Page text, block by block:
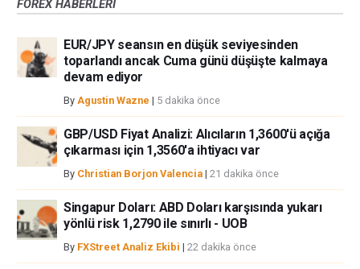
bir alan olmayabilir. Diğer finansal araçlar içinden döviz ticaretini tercih
iştahınızı dikkatlice gözden geçiriniz. FXStreet’de ifade edilen görüşler
bireysel yazarlara aittir, fxstreet.com veya yönetimin görüşlerini ifade
etmemektedir. Bilgilerde hatalar yada eksikler bulunabilir. FXStreet
bağımsız yazarların görüşlerini doğrulamak zorunda değildir.
FXStreet’de verilen herhangi bir görüş, haber, araştırma, analiz, fiyatlar
veya fxstreet.comtarafından bu sitede yayınlanan bilgiler çalışanlar,
ortaklar yada katkıda bulunanlar tarafından genel piyasa yorumu olarak
verilmiştir ve yatırım danışmanlığı teşkil etmemektedir. FXStreet bu tür
çıkabilecek herhangi bir kar kaybı herhangi bir sınırlama olmaksızın
herhangi bir kayıp ya da hasar için sorumluluk kabul etmemektedir.
FOREX HABERLERİ
EUR/JPY seansın en düşük seviyesinden
toparlandı ancak Cuma günü düşüşte kalmaya
devam ediyor
By Agustin Wazne | 5 dakika önce
GBP/USD Fiyat Analizi: Alıcıların 1,3600'ü açığa
çıkarması için 1,3560'a ihtiyacı var
By Christian Borjon Valencia | 21 dakika önce
Singapur Doları: ABD Doları karşısında yukarı
yönlü risk 1,2790 ile sınırlı - UOB
By FXStreet Analiz Ekibi | 22 dakika önce